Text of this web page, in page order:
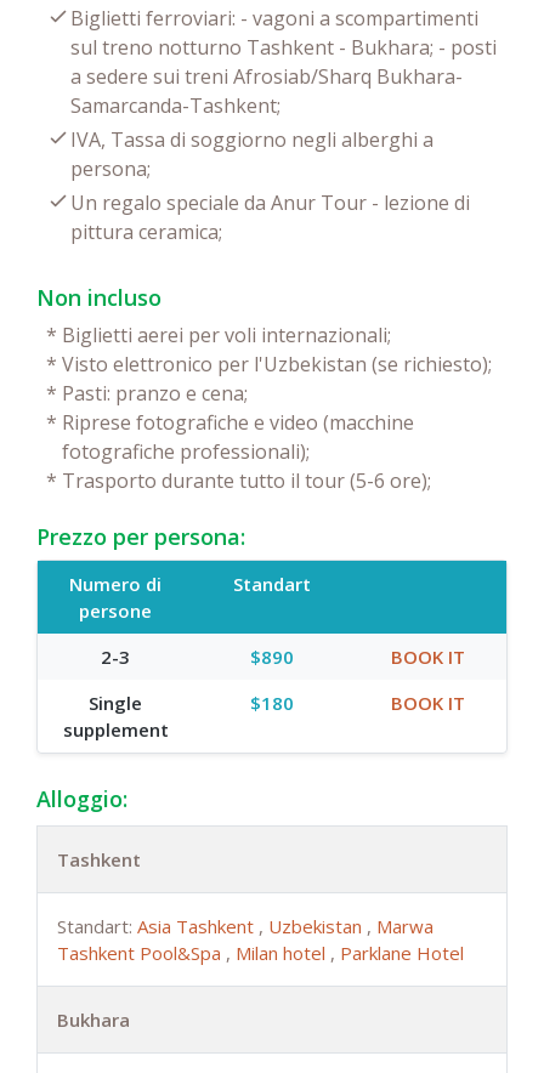
Biglietti ferroviari: - vagoni a scompartimenti
sul treno notturno Tashkent - Bukhara; - posti
a sedere sui treni Afrosiab/Sharq Bukhara-
Samarcanda-Tashkent;
IVA, Tassa di soggiorno negli alberghi a
persona;
Un regalo speciale da Anur Tour - lezione di
pittura ceramica;
Non incluso
* Biglietti aerei per voli internazionali;
* Visto elettronico per l'Uzbekistan (se richiesto);
* Pasti: pranzo e cena;
* Riprese fotografiche e video (macchine
fotografiche professionali);
* Trasporto durante tutto il tour (5-6 ore);
Prezzo per persona:
Numero di
persone
Standart
2-3 $890
BOOK IT
Single
supplement
$180 BOOK IT
Alloggio:
Tashkent
Standart: Asia Tashkent , Uzbekistan , Marwa
Tashkent Pool&Spa , Milan hotel , Parklane Hotel
Bukhara